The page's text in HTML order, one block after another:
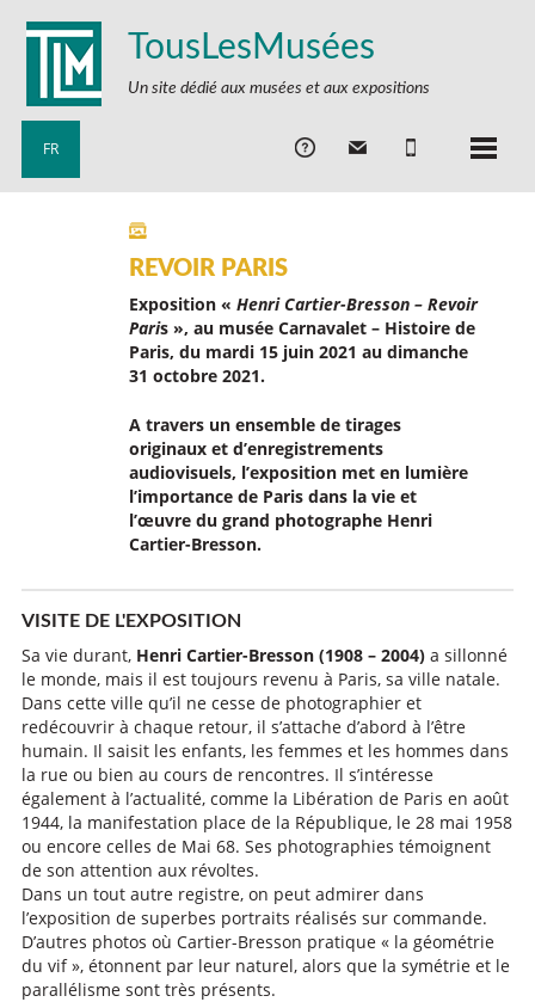
TousLesMusées
Un site dédié aux musées et aux expositions
FR
REVOIR PARIS
Exposition « Henri Cartier-Bresson – Revoir
Paris », au musée Carnavalet – Histoire de
Paris, du mardi 15 juin 2021 au dimanche
31 octobre 2021.
A travers un ensemble de tirages
originaux et d’enregistrements
audiovisuels, l’exposition met en lumière
l’importance de Paris dans la vie et
l’œuvre du grand photographe Henri
Cartier-Bresson.
VISITE DE L'EXPOSITION
Sa vie durant, Henri Cartier-Bresson (1908 – 2004) a sillonné
le monde, mais il est toujours revenu à Paris, sa ville natale.
Dans cette ville qu’il ne cesse de photographier et
redécouvrir à chaque retour, il s’attache d’abord à l’être
humain. Il saisit les enfants, les femmes et les hommes dans
la rue ou bien au cours de rencontres. Il s’intéresse
également à l’actualité, comme la Libération de Paris en août
1944, la manifestation place de la République, le 28 mai 1958
ou encore celles de Mai 68. Ses photographies témoignent
de son attention aux révoltes.
Dans un tout autre registre, on peut admirer dans
l’exposition de superbes portraits réalisés sur commande.
D’autres photos où Cartier-Bresson pratique « la géométrie
du vif », étonnent par leur naturel, alors que la symétrie et le
parallélisme sont très présents.